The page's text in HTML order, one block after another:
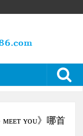
ᴍᴇᴇᴛ ʏᴏᴜ》哪首